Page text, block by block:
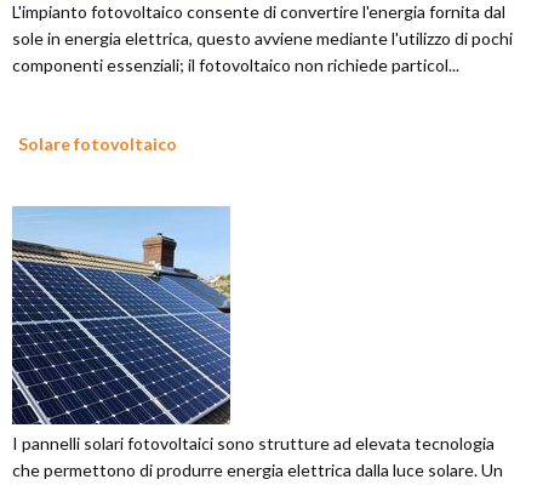
L'impianto fotovoltaico consente di convertire l'energia fornita dal
sole in energia elettrica, questo avviene mediante l'utilizzo di pochi
componenti essenziali; il fotovoltaico non richiede particol...
Solare fotovoltaico
I pannelli solari fotovoltaici sono strutture ad elevata tecnologia
che permettono di produrre energia elettrica dalla luce solare. Un